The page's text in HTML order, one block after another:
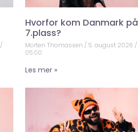
Hvorfor kom Danmark på
7.plass?
Morten Thomassen 5. august 2026
05:00
Les mer »